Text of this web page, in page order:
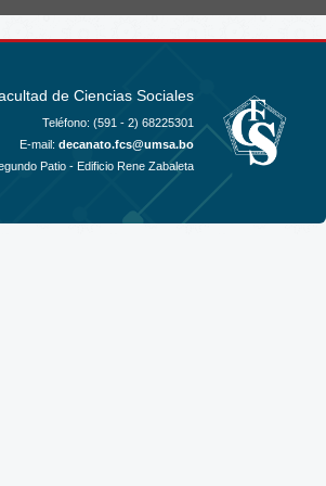
de Ciencias Sociales
Teléfono: (591 - 2) 68225301
E-mail: decanato.fcs@umsa.bo
Patio - Edificio Rene Zabaleta